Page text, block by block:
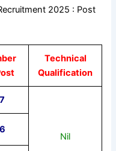
2025 : Post
Technical
Qualification
Nil